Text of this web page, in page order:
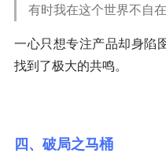
有时我在这个世界不自
一心只想专注产品却身陷
找到了极大的共鸣。
四、破局之马桶